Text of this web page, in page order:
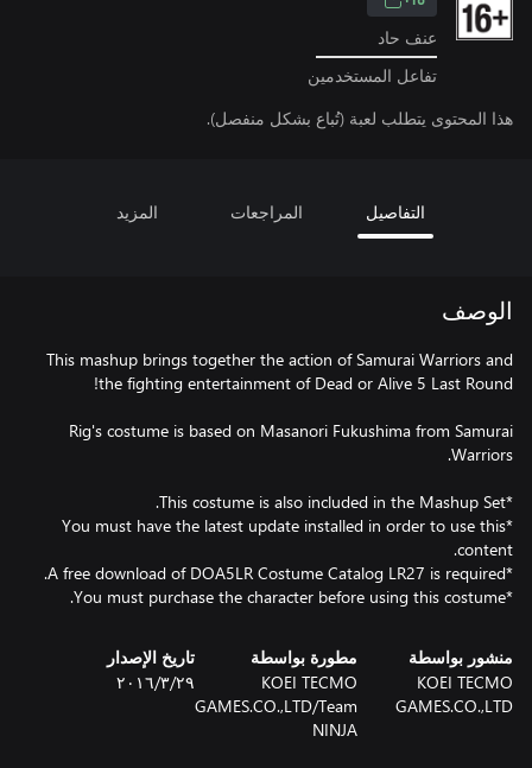
عنف حاد
تفاعل المستخدمين
هذا المحتوى يتطلب لعبة (تُباع بشكل منفصل).
التفاصيل المراجعات المزيد
الوصف
This mashup brings together the action of Samurai Warriors and
Rig's costume is based on Masanori Fukushima from Samurai
*You must have the latest update installed in order to use this
*You must purchase the character before using this costume.
منشور بواسطة
KOEI TECMO
GAMES.CO.,LTD
مطورة بواسطة
KOEI TECMO
GAMES.CO.,LTD/Team
NINJA
تاريخ الإصدار
٢٩‏/٣‏/٢٠١٦